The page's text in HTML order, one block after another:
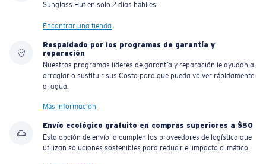
Sunglass Hut en solo 2 días hábiles.
Encontrar una tienda
Respaldado por los programas de garantía y
reparación
Nuestros programas líderes de garantía y reparación le ayudan a
arreglar o sustituir sus Costa para que pueda volver rápidamente
al agua.
Más información
Envío ecológico gratuito en compras superiores a $50
Esta opción de envío la cumplen los proveedores de logística que
utilizan soluciones sostenibles para reducir el impacto climático.